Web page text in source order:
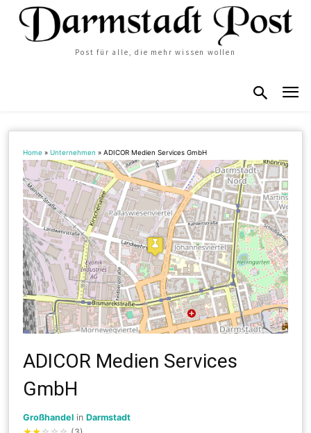
Post für alle, die mehr wissen wollen
Home »Unternehmen »ADICOR Medien Services GmbH
ADICOR Medien Services
GmbH
Großhandel inDarmstadt